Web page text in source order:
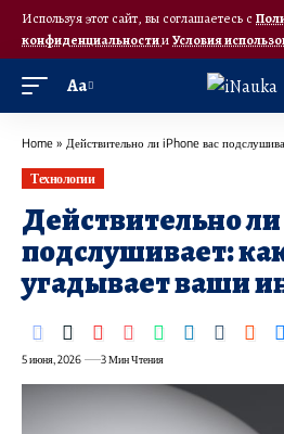
Используя этот сайт, вы соглашаетесь с
конфиденциальностииУсловия
Аа
Home » Действительно ли iPhone вас подслушивает:
Технологии
Действительно
подслушивает:
угадывает ваши
5 июня, 2026 3 Мин Чтения